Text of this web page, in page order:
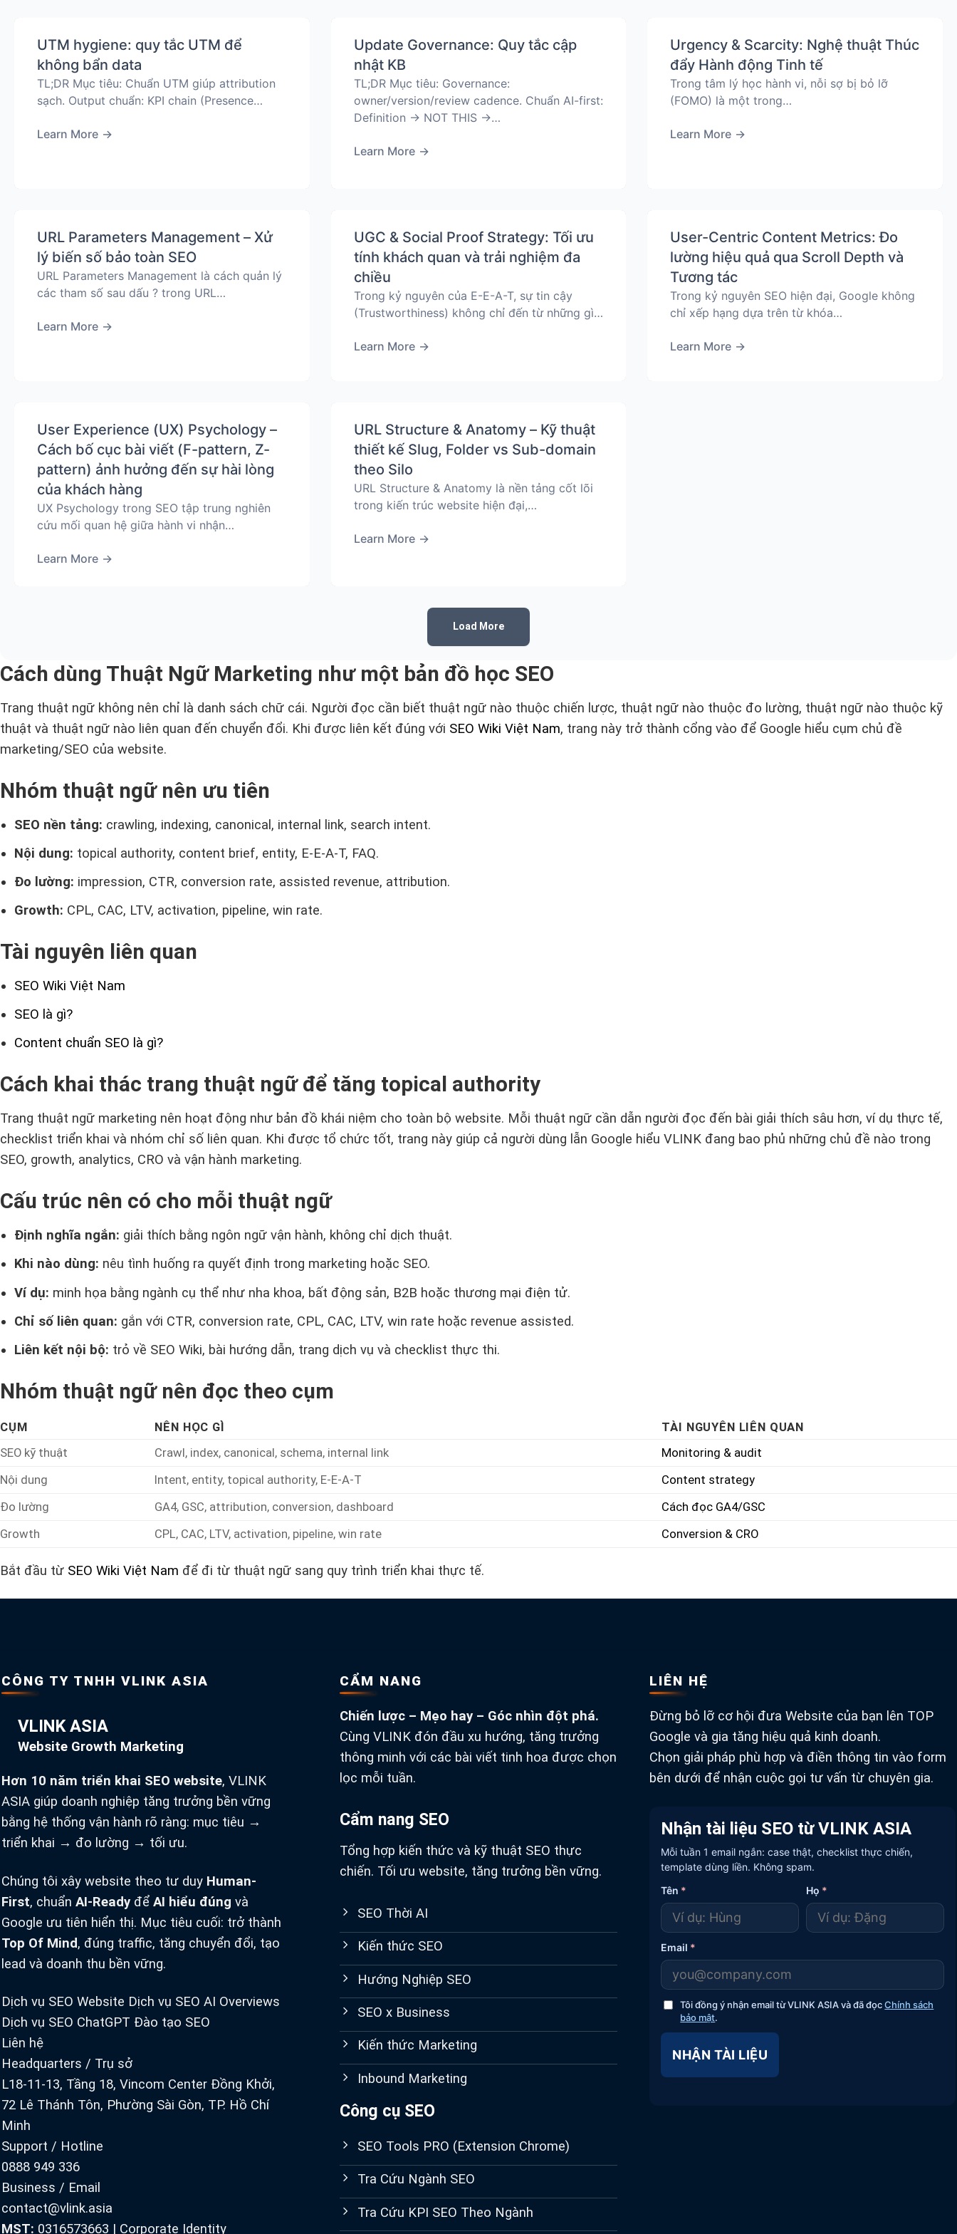
UTM hygiene: quy tắc UTM để
không bẩn data
TL;DR Mục tiêu: Chuẩn UTM giúp attribution
sạch. Output chuẩn: KPI chain (Presence…
Learn More →
Update Governance: Quy tắc cập
nhật KB
TL;DR Mục tiêu: Governance:
owner/version/review cadence. Chuẩn AI-first:
Definition → NOT THIS →…
Learn More →
Urgency & Scarcity: Nghệ thuật Thúc
đẩy Hành động Tinh tế
Trong tâm lý học hành vi, nỗi sợ bị bỏ lỡ
(FOMO) là một trong…
Learn More →
URL Parameters Management – Xử
lý biến số bảo toàn SEO
URL Parameters Management là cách quản lý
các tham số sau dấu ? trong URL…
Learn More →
UGC & Social Proof Strategy: Tối ưu
tính khách quan và trải nghiệm đa
chiều
Trong kỷ nguyên của E-E-A-T, sự tin cậy
(Trustworthiness) không chỉ đến từ những gì…
Learn More →
User-Centric Content Metrics: Đo
lường hiệu quả qua Scroll Depth và
Tương tác
Trong kỷ nguyên SEO hiện đại, Google không
chỉ xếp hạng dựa trên từ khóa…
Learn More →
User Experience (UX) Psychology –
Cách bố cục bài viết (F-pattern, Z-
pattern) ảnh hưởng đến sự hài lòng
của khách hàng
UX Psychology trong SEO tập trung nghiên
cứu mối quan hệ giữa hành vi nhận…
Learn More →
URL Structure & Anatomy – Kỹ thuật
thiết kế Slug, Folder vs Sub-domain
theo Silo
URL Structure & Anatomy là nền tảng cốt lõi
trong kiến trúc website hiện đại,…
Learn More →
Load More
Cách dùng Thuật Ngữ Marketing như một bản đồ học SEO
Trang thuật ngữ không nên chỉ là danh sách chữ cái. Người đọc cần biết thuật ngữ nào thuộc chiến lược, thuật ngữ nào thuộc đo lường, thuật ngữ nào thuộc kỹ
thuật và thuật ngữ nào liên quan đến chuyển đổi. Khi được liên kết đúng với SEO Wiki Việt Nam, trang này trở thành cổng vào để Google hiểu cụm chủ đề
marketing/SEO của website.
Nhóm thuật ngữ nên ưu tiên
SEO nền tảng: crawling, indexing, canonical, internal link, search intent.
Nội dung: topical authority, content brief, entity, E-E-A-T, FAQ.
Đo lường: impression, CTR, conversion rate, assisted revenue, attribution.
Growth: CPL, CAC, LTV, activation, pipeline, win rate.
Tài nguyên liên quan
SEO Wiki Việt Nam
SEO là gì?
Content chuẩn SEO là gì?
Cách khai thác trang thuật ngữ để tăng topical authority
Trang thuật ngữ marketing nên hoạt động như bản đồ khái niệm cho toàn bộ website. Mỗi thuật ngữ cần dẫn người đọc đến bài giải thích sâu hơn, ví dụ thực tế,
checklist triển khai và nhóm chỉ số liên quan. Khi được tổ chức tốt, trang này giúp cả người dùng lẫn Google hiểu VLINK đang bao phủ những chủ đề nào trong
SEO, growth, analytics, CRO và vận hành marketing.
Cấu trúc nên có cho mỗi thuật ngữ
Định nghĩa ngắn: giải thích bằng ngôn ngữ vận hành, không chỉ dịch thuật.
Khi nào dùng: nêu tình huống ra quyết định trong marketing hoặc SEO.
Ví dụ: minh họa bằng ngành cụ thể như nha khoa, bất động sản, B2B hoặc thương mại điện tử.
Chỉ số liên quan: gắn với CTR, conversion rate, CPL, CAC, LTV, win rate hoặc revenue assisted.
Liên kết nội bộ: trỏ về SEO Wiki, bài hướng dẫn, trang dịch vụ và checklist thực thi.
Nhóm thuật ngữ nên đọc theo cụm
CỤM NÊN HỌC GÌ
TÀI NGUYÊN LIÊN QUAN
SEO kỹ thuật
Crawl, index, canonical, schema, internal link
Monitoring & audit
Nội dung
Intent, entity, topical authority, E-E-A-T
Content strategy
Đo lường
GA4, GSC, attribution, conversion, dashboard
Cách đọc GA4/GSC
Growth
CPL, CAC, LTV, activation, pipeline, win rate Conversion & CRO
Bắt đầu từ SEO Wiki Việt Nam để đi từ thuật ngữ sang quy trình triển khai thực tế.
CÔNG TY TNHH VLINK ASIA
VLINK ASIA
Website Growth Marketing
Hơn 10 năm triển khai SEO website, VLINK
ASIA giúp doanh nghiệp tăng trưởng bền vững
bằng hệ thống vận hành rõ ràng: mục tiêu →
triển khai → đo lường → tối ưu.
Chúng tôi xây website theo tư duy Human-
First, chuẩn AI-Ready để AI hiểu đúng và
Google ưu tiên hiển thị. Mục tiêu cuối: trở thành
Top Of Mind, đúng traffic, tăng chuyển đổi, tạo
lead và doanh thu bền vững.
Dịch vụ SEO Website Dịch vụ SEO AI Overviews
Dịch vụ SEO ChatGPT Đào tạo SEO
Liên hệ
Headquarters / Trụ sở
L18-11-13, Tầng 18, Vincom Center Đồng Khởi,
72 Lê Thánh Tôn, Phường Sài Gòn, TP. Hồ Chí
Minh
Support / Hotline
0888 949 336
Business / Email
contact@vlink.asia
MST: 0316573663 | Corporate Identity
CẨM NANG
Chiến lược – Mẹo hay – Góc nhìn đột phá.
Cùng VLINK đón đầu xu hướng, tăng trưởng
thông minh với các bài viết tinh hoa được chọn
lọc mỗi tuần.
Cẩm nang SEO
Tổng hợp kiến thức và kỹ thuật SEO thực
chiến. Tối ưu website, tăng trưởng bền vững.
SEO Thời AI
Kiến thức SEO
Hướng Nghiệp SEO
SEO x Business
Kiến thức Marketing
Inbound Marketing
Công cụ SEO
SEO Tools PRO (Extension Chrome)
Tra Cứu Ngành SEO
Tra Cứu KPI SEO Theo Ngành
LIÊN HỆ
Đừng bỏ lỡ cơ hội đưa Website của bạn lên TOP
Google và gia tăng hiệu quả kinh doanh.
Chọn giải pháp phù hợp và điền thông tin vào form
bên dưới để nhận cuộc gọi tư vấn từ chuyên gia.
Nhận tài liệu SEO từ VLINK ASIA
Mỗi tuần 1 email ngắn: case thật, checklist thực chiến,
template dùng liền. Không spam.
Tên * Họ *
Email *
Tôi đồng ý nhận email từ VLINK ASIA và đã đọcChính sách
bảo mật.
NHẬN TÀI LIỆU